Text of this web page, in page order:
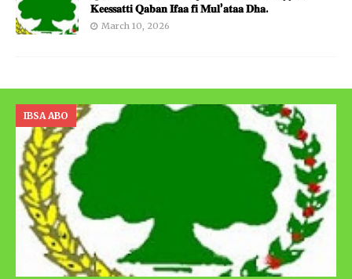
𝐊𝐞𝐞𝐬𝐬𝐚𝐭𝐭𝐢 𝐐𝐚𝐛𝐚𝐧 𝐈𝐟𝐚𝐚 𝐟𝐢 𝐌𝐮𝐥’𝐚𝐭𝐚𝐚 𝐃𝐡𝐚.
March 10, 2026
IBSA ABO